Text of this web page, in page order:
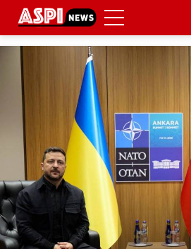
#ООС
#боротьба
з
корупцією
#ДФС #Київ